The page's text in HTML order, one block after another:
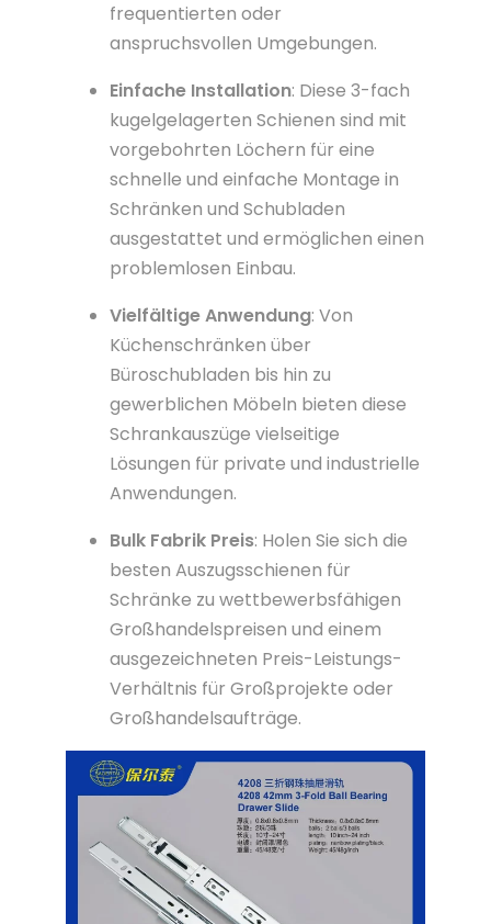
frequentierten oder
anspruchsvollen Umgebungen.
Einfache Installation: Diese 3-fach
kugelgelagerten Schienen sind mit
vorgebohrten Löchern für eine
schnelle und einfache Montage in
Schränken und Schubladen
ausgestattet und ermöglichen einen
problemlosen Einbau.
Vielfältige Anwendung: Von
Küchenschränken über
Büroschubladen bis hin zu
gewerblichen Möbeln bieten diese
Schrankauszüge vielseitige
Lösungen für private und industrielle
Anwendungen.
Bulk Fabrik Preis: Holen Sie sich die
besten Auszugsschienen für
Schränke zu wettbewerbsfähigen
Großhandelspreisen und einem
ausgezeichneten Preis-Leistungs-
Verhältnis für Großprojekte oder
Großhandelsaufträge.